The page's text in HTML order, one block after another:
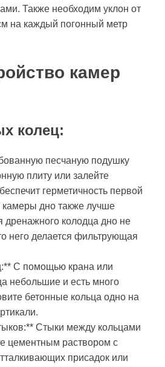
Также необходим уклон от
на каждый погонный метр
камер
колец:
песчаную подушку
плиту или залейте
герметичность первой
дно также лучше
дренажного колодца дно не
него делается фильтрующая
С помощью крана или
небольшие и есть много
бетонные кольца одно на
Стыки между кольцами
цементным раствором с
присадок или